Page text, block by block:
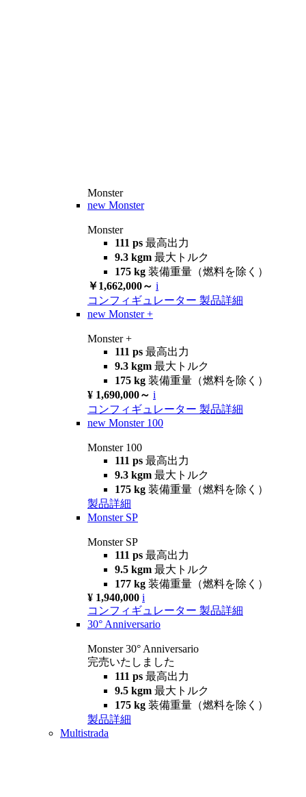
Monster
new Monster
Monster
111 ps 最高出力
9.3 kgm 最大トルク
175 kg 装備重量（燃料を除く）
￥1,662,000～ i
コンフィギュレーター 製品詳細
new Monster +
Monster +
111 ps 最高出力
9.3 kgm 最大トルク
175 kg 装備重量（燃料を除く）
¥ 1,690,000～ i
コンフィギュレーター 製品詳細
new Monster 100
Monster 100
111 ps 最高出力
9.3 kgm 最大トルク
175 kg 装備重量（燃料を除く）
製品詳細
Monster SP
Monster SP
111 ps 最高出力
9.5 kgm 最大トルク
177 kg 装備重量（燃料を除く）
¥ 1,940,000 i
コンフィギュレーター 製品詳細
30° Anniversario
Monster 30° Anniversario
完売いたしました
111 ps 最高出力
9.5 kgm 最大トルク
175 kg 装備重量（燃料を除く）
製品詳細
Multistrada